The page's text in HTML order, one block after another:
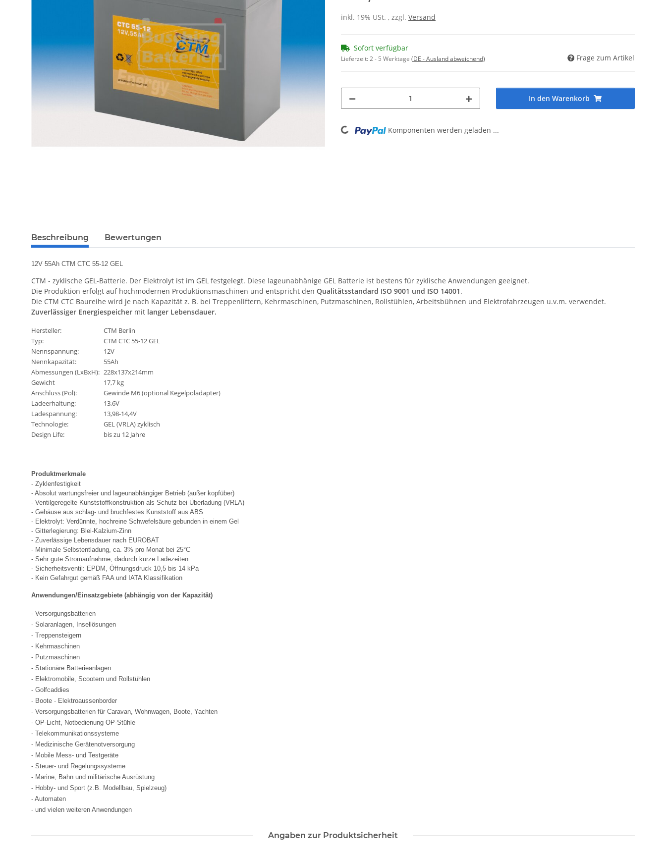
inkl. 19% USt. , zzgl. Versand
Sofort verfügbar
Lieferzeit:2 - 5 Werktage (DE - Ausland abweichend) Frage zum Artikel
In den Warenkorb
Loading... Komponenten werden geladen ...
Beschreibung Bewertungen
12V 55Ah CTM CTC 55-12 GEL
CTM - zyklische GEL-Batterie. Der Elektrolyt ist im GEL festgelegt. Diese lageunabhänige GEL Batterie ist bestens für zyklische Anwendungen geeignet.
Die Produktion erfolgt auf hochmodernen Produktionsmaschinen und entspricht den Qualitätsstandard ISO 9001 und ISO 14001.
Die CTM CTC Baureihe wird je nach Kapazität z. B. bei Treppenliftern, Kehrmaschinen, Putzmaschinen, Rollstühlen, Arbeitsbühnen und Elektrofahrzeugen u.v.m. verwendet.
Zuverlässiger Energiespeicher mit langer Lebensdauer.
Hersteller:
CTM Berlin
Typ:
CTM CTC 55-12 GEL
Nennspannung:
12V
Nennkapazität:
55Ah
Abmessungen (LxBxH): 228x137x214mm
Gewicht
17,7 kg
Anschluss (Pol):
Gewinde M6 (optional Kegelpoladapter)
Ladeerhaltung:
13,6V
Ladespannung:
13,98-14,4V
Technologie:
GEL (VRLA) zyklisch
Design Life:
bis zu 12 Jahre
Produktmerkmale
- Zyklenfestigkeit
- Absolut wartungsfreier und lageunabhängiger Betrieb (außer kopfüber)
- Ventilgeregelte Kunststoffkonstruktion als Schutz bei Überladung (VRLA)
- Gehäuse aus schlag- und bruchfestes Kunststoff aus ABS
- Elektrolyt: Verdünnte, hochreine Schwefelsäure gebunden in einem Gel
- Gitterlegierung: Blei-Kalzium-Zinn
- Zuverlässige Lebensdauer nach EUROBAT
- Minimale Selbstentladung, ca. 3% pro Monat bei 25°C
- Sehr gute Stromaufnahme, dadurch kurze Ladezeiten
- Sicherheitsventil: EPDM, Öffnungsdruck 10,5 bis 14 kPa
- Kein Gefahrgut gemäß FAA und IATA Klassifikation
Anwendungen/Einsatzgebiete (abhängig von der Kapazität)
- Versorgungsbatterien
- Solaranlagen, Insellösungen
- Treppensteigern
- Kehrmaschinen
- Putzmaschinen
- Stationäre Batterieanlagen
- Elektromobile, Scootern und Rollstühlen
- Golfcaddies
- Boote - Elektroaussenborder
- Versorgungsbatterien für Caravan, Wohnwagen, Boote, Yachten
- OP-Licht, Notbedienung OP-Stühle
- Telekommunikationssysteme
- Medizinische Gerätenotversorgung
- Mobile Mess- und Testgeräte
- Steuer- und Regelungssysteme
- Marine, Bahn und militärische Ausrüstung
- Hobby- und Sport (z.B. Modellbau, Spielzeug)
- Automaten
- und vielen weiteren Anwendungen
Angaben zur Produktsicherheit